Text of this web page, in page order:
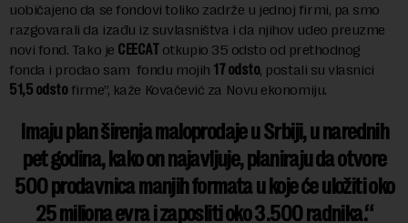
uobičajeno da se fondovi toliko zadrže u jednoj firmi, pa smo
razgovarali da izađu iz suvlasništva i da njihov udeo preuzme
novi fond. Tako je CEECATotkupio 35 odsto od prethodnog
fonda i prodao sam fondu mojih 17 odsto, postali su vlasnici
51,5 odstofirme”, kaže Kovačević za Novu ekonomiju.
Imaju plan širenja maloprodaje u Srbiji, u narednih
pet godina, kako on najavljuje, planiraju da otvore
500 prodavnica manjih formata u koje će uložiti oko
25 miliona evra i zaposliti oko 3.500 radnika.